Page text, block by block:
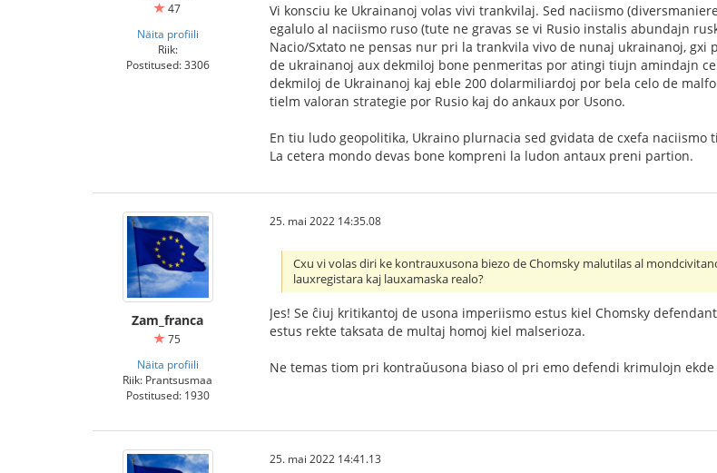
47
Näita profiili
Riik:
Postitused: 3306
Vi konsciu ke Ukrainanoj volas vivi trankvilaj. Sed naciismo
egalulo al naciismo ruso (tute ne gravas se vi Rusio instalis abundajn
Nacio/Sxtato ne pensas nur pri la trankvila vivo de nunaj ukrainanoj,
de ukrainanoj aux dekmiloj bone penmeritas por atingi tiujn amindajn
dekmiloj de Ukrainanoj kaj eble 200 dolarmiliardoj por bela celo de
tielm valoran strategie por Rusio kaj do ankaux por Usono.
En tiu ludo geopolitika, Ukraino plurnacia sed gvidata de cxefa
La cetera mondo devas bone kompreni la ludon antaux preni partion.
Zam_franca
75
Näita profiili
Riik: Prantsusmaa
Postitused: 1930
25. mai 2022 14:35.08
Cxu vi volas diri ke kontrauxusona biezo de Chomsky malutilas al
lauxregistara kaj lauxamaska realo?
Jes! Se ĉiuj kritikantoj de usona imperiismo estus kiel Chomsky
estus rekte taksata de multaj homoj kiel malserioza.
Ne temas tiom pri kontraŭusona biaso ol pri emo defendi krimulojn
25. mai 2022 14:41.13